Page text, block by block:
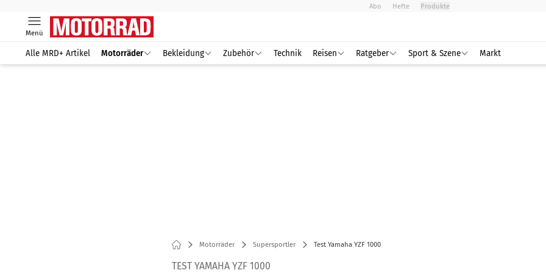
Abo Hefte Produkte
Menü
Alle MRD+ Artikel Motorräder Bekleidung Zubehör Technik Reisen Ratgeber Sport & Szene Markt
Motorräder Supersportler Test Yamaha YZF 1000
TEST YAMAHA YZF 1000